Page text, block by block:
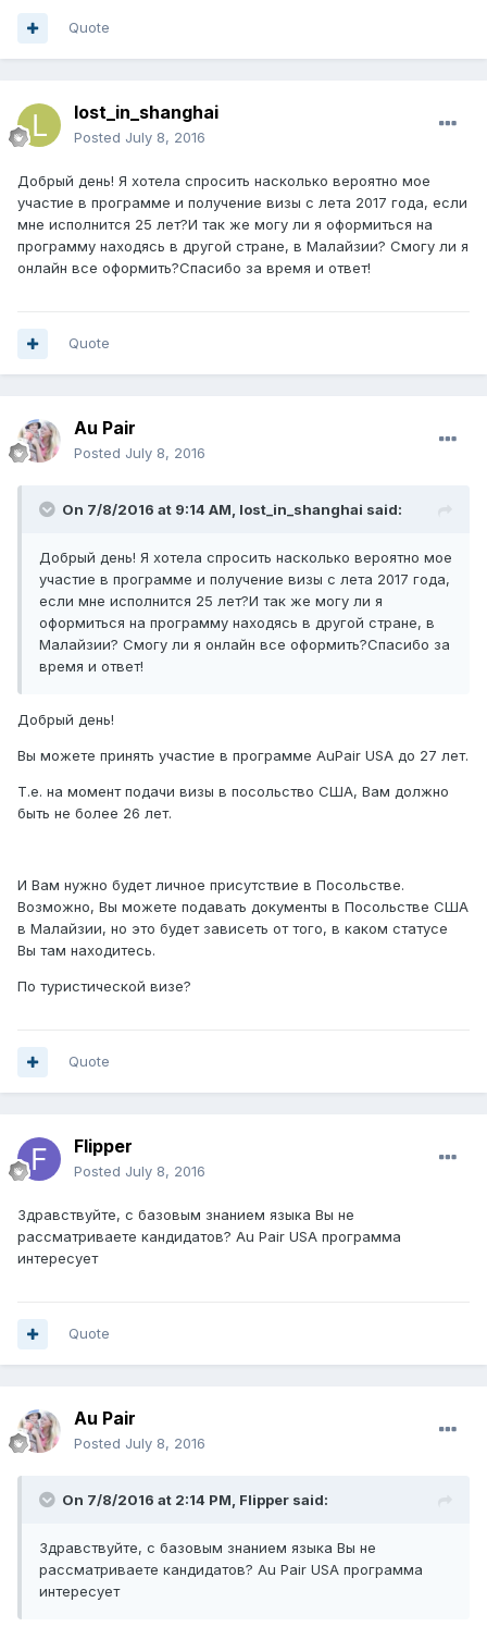
Quote
lost_in_shanghai
Posted July 8, 2016
Добрый день! Я хотела спросить насколько вероятно мое
участие в программе и получение визы с лета 2017 года, если
мне исполнится 25 лет?И так же могу ли я оформиться на
программу находясь в другой стране, в Малайзии? Смогу ли я
онлайн все оформить?Спасибо за время и ответ!
Quote
Au Pair
Posted July 8, 2016
On 7/8/2016 at 9:14 AM, lost_in_shanghai said:
Добрый день! Я хотела спросить насколько вероятно мое
участие в программе и получение визы с лета 2017 года,
если мне исполнится 25 лет?И так же могу ли я
оформиться на программу находясь в другой стране, в
Малайзии? Смогу ли я онлайн все оформить?Спасибо за
время и ответ!
Добрый день!
Вы можете принять участие в программе AuPair USA до 27 лет.
Т.е. на момент подачи визы в посольство США, Вам должно
быть не более 26 лет.
И Вам нужно будет личное присутствие в Посольстве.
Возможно, Вы можете подавать документы в Посольстве США
в Малайзии, но это будет зависеть от того, в каком статусе
Вы там находитесь.
По туристической визе?
Quote
Flipper
Posted July 8, 2016
Здравствуйте, с базовым знанием языка Вы не
рассматриваете кандидатов? Au Pair USA программа
интересует
Quote
Au Pair
Posted July 8, 2016
On 7/8/2016 at 2:14 PM, Flipper said:
Здравствуйте, с базовым знанием языка Вы не
рассматриваете кандидатов? Au Pair USA программа
интересует